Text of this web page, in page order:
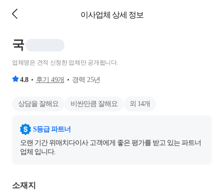
이사업체 상세 정보
국
업체명은 견적 신청한 업체만 공개됩니다.
4.8 후기 49개 경력 25년
상담을 잘해요 비싼만큼 잘해요 외 14개
S등급 파트너
오랜 기간 위매치다이사 고객에게 좋은 평가를 받고 있는 파트너
업체 입니다.
소재지